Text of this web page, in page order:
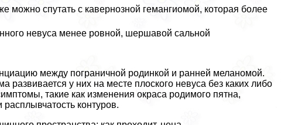
можно спутать с кавернозной гемангиомой, которая более
невуса менее ровной, шершавой сальной
между пограничной родинкой и ранней меланомой.
развивается у них на месте плоского невуса без каких либо
такие как изменения окраса родимого пятна,
контуров.